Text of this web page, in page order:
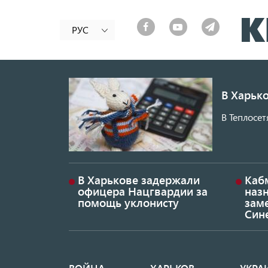
РУС
В
В
В Харькове задержали
офицера Нацгвардии за
помощь уклонисту